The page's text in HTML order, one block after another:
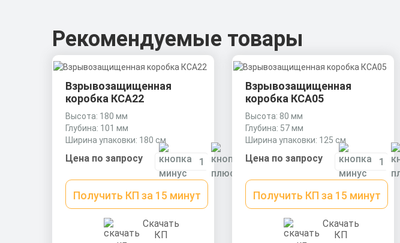
Рекомендуемые товары
Взрывозащищенная
коробка КСА22
Высота: 180 мм
Глубина: 101 мм
Ширина упаковки: 180 см
Цена по запросу
Получить КП за 15 минут
Скачать
КП
Взрывозащищенная
коробка КСА05
Высота: 80 мм
Глубина: 57 мм
Ширина упаковки: 125 см
Цена по запросу
Получить КП за 15 минут
Скачать
КП